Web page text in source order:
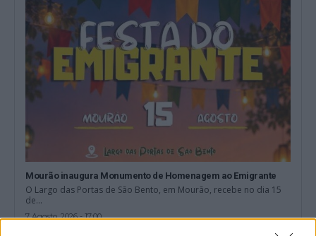
Mourão inaugura Monumento de Homenagem ao Emigrante
O Largo das Portas de São Bento, em Mourão, recebe no dia 15
de...
7 Agosto, 2026 - 17:00